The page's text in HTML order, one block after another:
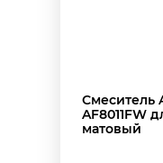
Смеситель
AF8011FW
матовый